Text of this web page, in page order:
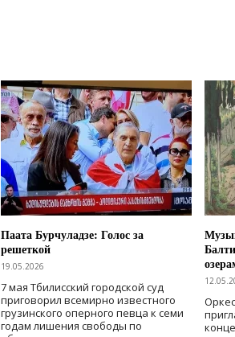
Паата Бурчуладзе: Голос за
решеткой
19.05.2026
7 мая Тбилисский городской суд
приговорил всемирно известного
грузинского оперного певца к семи
годам лишения свободы по